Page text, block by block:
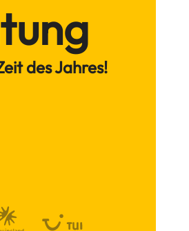
des Jahres!